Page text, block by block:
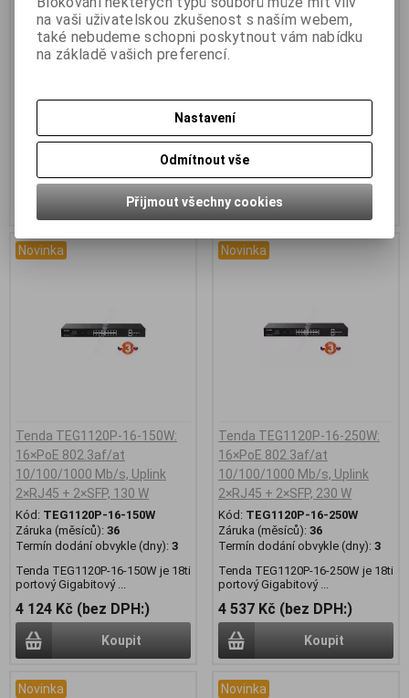
9xRJ45 Gigabit Switch s 8x
PoE 802.3af/at + 1x Uplink
10/100/1000Mbp
Termín dodání obvykle (dny):
Tenda TEG1109P-8-102W je 9ti
portový Gigabitový Et...
Koupit
9×RJ45 switch s 8×PoE RJ45
802.3af/at 10/100/1000Mbps
+ 1×SFP,110W
Termín dodání obvykle (dny):3
Tenda TEG1110PF-8-120W je 9ti
portový Gigabitový E...
2 058 Kč (bez DPH:)
Novinka
Tenda TEG1120P-16-150W:
16×PoE 802.3af/at
10/100/1000 Mb/s, Uplink
2×RJ45 + 2×SFP, 130 W
Kód: TEG1120P-16-150W
Záruka (měsíců): 36
Termín dodání obvykle (dny): 3
Tenda TEG1120P-16-150W je 18ti
portový Gigabitový ...
4 124 Kč (bez DPH:)
Koupit
Novinka
Tenda TEG1120P-16-250W:
16×PoE 802.3af/at
10/100/1000 Mb/s, Uplink
2×RJ45 + 2×SFP, 230 W
Kód: TEG1120P-16-250W
Záruka (měsíců): 36
Termín dodání obvykle (dny): 3
Tenda TEG1120P-16-250W je 18ti
portový Gigabitový ...
4 537 Kč (bez DPH:)
Koupit
Novinka Novinka
na vaši uživatelskou zkušenost s naším webem,
také nebudeme schopni poskytnout vám nabídku
na základě vašich preferencí.
Nastavení
Odmítnout vše
Přijmout všechny cookies